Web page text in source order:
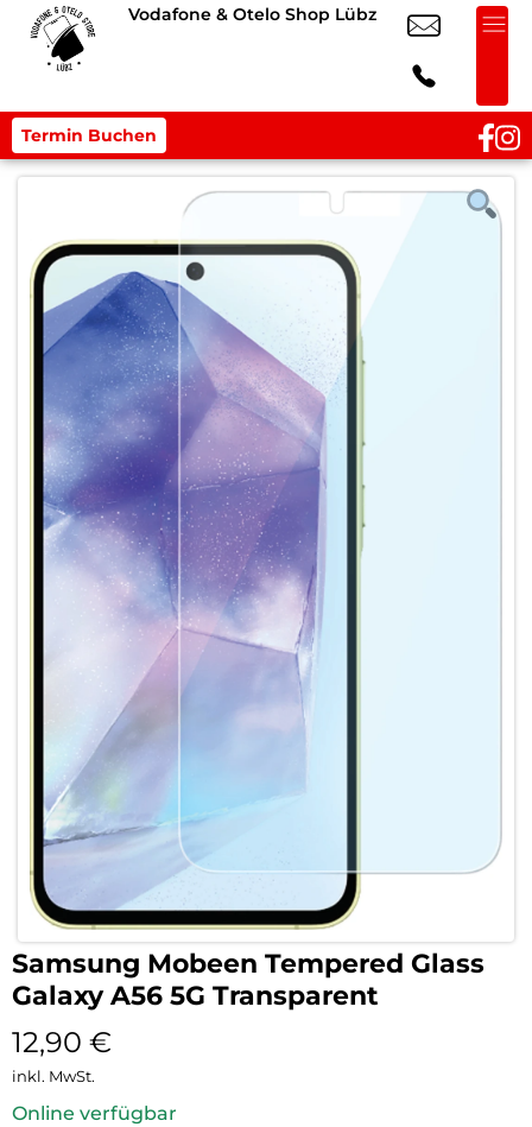
Vodafone & Otelo Shop Lübz
Termin Buchen
Samsung Mobeen Tempered Glass
Galaxy A56 5G Transparent
12,90 €
inkl. MwSt.
Online verfügbar